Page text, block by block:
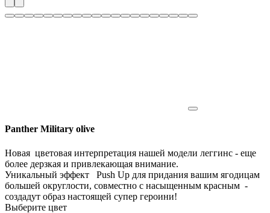
Panther Military olive
Новая цветовая интерпретация нашей модели леггинс - еще
более дерзкая и привлекающая внимание.
Уникальный эффект Push Up для придания вашим ягодицам
большей округлости, совместно с насыщенным красным -
создадут образ настоящей супер героини!
Выберите цвет